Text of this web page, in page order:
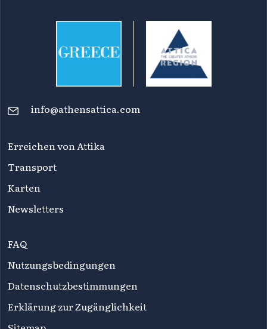
info@athensattica.com
Erreichen von Attika
Transport
Karten
Newsletters
FAQ
Nutzungsbedingungen
Datenschutzbestimmungen
Erklärung zur Zugänglichkeit